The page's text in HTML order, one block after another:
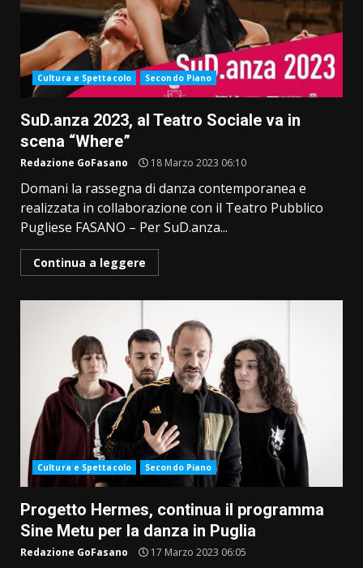
Cultura e Spettacolo Secondo Piano
SuD.anza 2023, al Teatro Sociale va in
scena “Where”
Redazione GoFasano 18 Marzo 2023 06:10
Domani la rassegna di danza contemporanea e
realizzata in collaborazione con il Teatro Pubblico
Pugliese FASANO – Per SuD.anza...
Continua a leggere
Cultura e Spettacolo Secondo Piano
Progetto Hermes, continua il programma
Sine Metu per la danza in Puglia
Redazione GoFasano 17 Marzo 2023 06:05